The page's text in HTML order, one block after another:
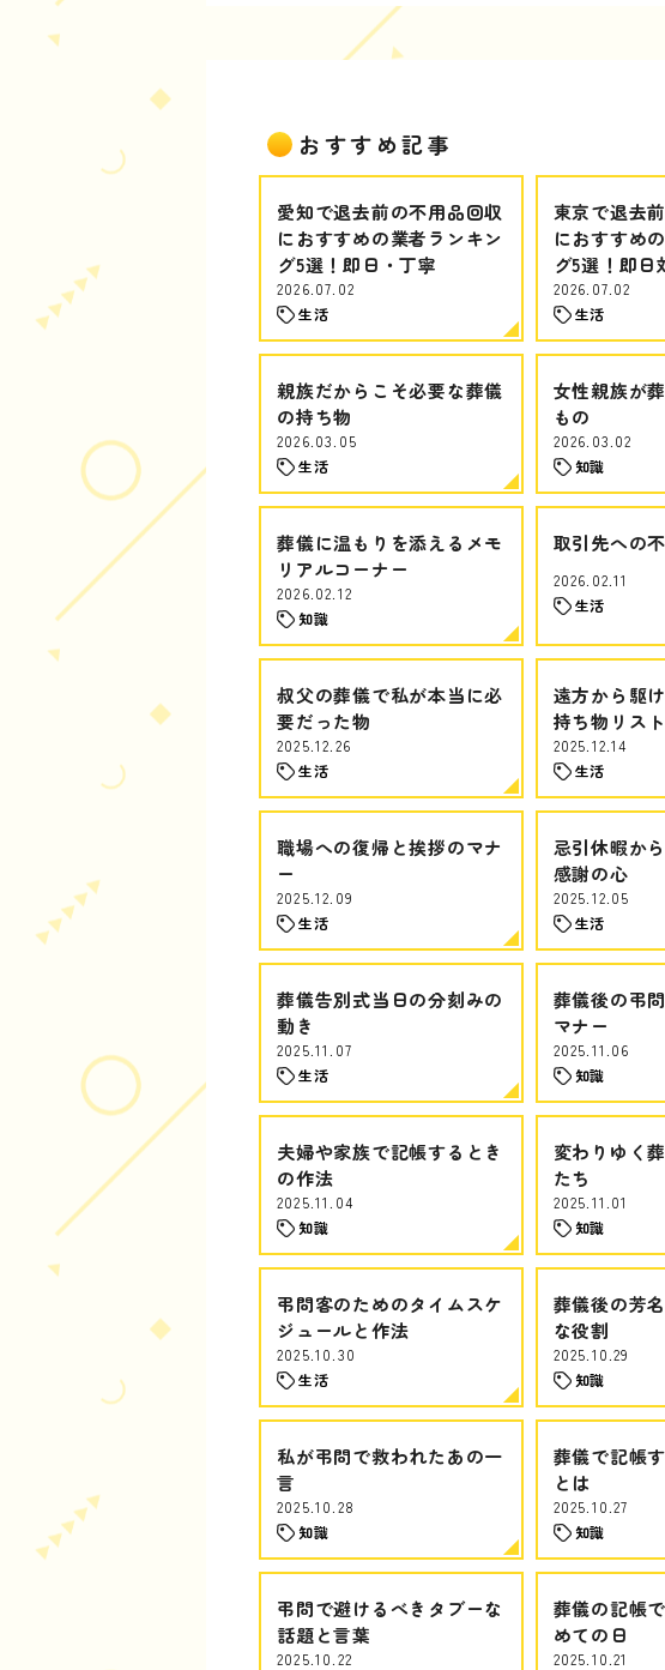
おすすめ記事
愛知で退去前の不用品回収
におすすめの業者ランキン
グ5選！即日・丁寧
2026.07.02
生活
東京で退去
におすすめ
グ5選！即日
2026.07.02
生活
親族だからこそ必要な葬儀
の持ち物
2026.03.05
生活
女性親族が
もの
2026.03.02
知識
葬儀に温もりを添えるメモ
リアルコーナー
2026.02.12
知識
取引先への
2026.02.11
生活
叔父の葬儀で私が本当に必
要だった物
2025.12.26
生活
遠方から駆
持ち物リスト
2025.12.14
生活
職場への復帰と挨拶のマナ
ー
2025.12.09
生活
忌引休暇か
感謝の心
2025.12.05
生活
葬儀告別式当日の分刻みの
動き
2025.11.07
生活
葬儀後の弔
マナー
2025.11.06
知識
夫婦や家族で記帳するとき
の作法
2025.11.04
知識
変わりゆく
たち
2025.11.01
知識
弔問客のためのタイムスケ
ジュールと作法
2025.10.30
生活
葬儀後の芳
な役割
2025.10.29
知識
私が弔問で救われたあの一
言
2025.10.28
知識
葬儀で記帳
とは
2025.10.27
知識
弔問で避けるべきタブーな
話題と言葉
2025.10.22
葬儀の記帳
めての日
2025.10.21